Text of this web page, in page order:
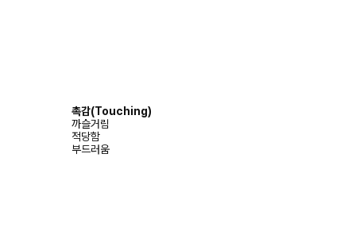
촉감(Touching)
까슬거림
적당함
부드러움